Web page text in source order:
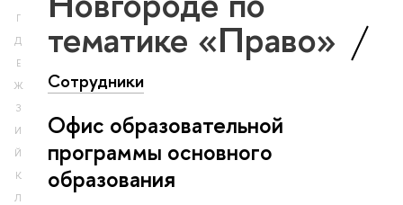
Г
Д
Е
Ж
З
И
Й
К
Л
тематике «Право»
Сотрудники
Офис образовательной
программы основного
образования